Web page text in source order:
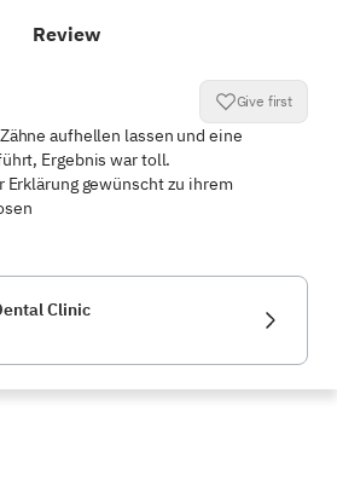
Review
Give first
aufhellen lassen und eine
Ergebnis war toll.
gewünscht zu ihrem
Clinic